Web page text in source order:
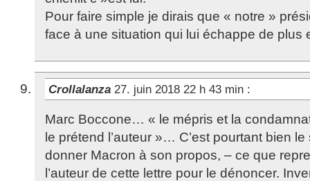
Pour faire simple je dirais que « notre »
face à une situation qui lui échappe de plus
Crollalanza 27. juin 2018 22 h 43 min :
Marc Boccone… « le mépris et la
le prétend l’auteur »… C’est pourtant bien le
donner Macron à son propos, – ce que
l’auteur de cette lettre pour le dénoncer.